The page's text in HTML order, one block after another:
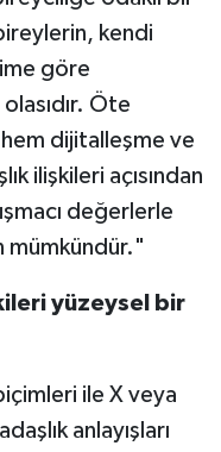
kendi
göre
Öte
hem dijitalleşme ve
ilişkileri açısından
değerlerle
mümkündür."
yüzeysel bir
ile X veya
anlayışları